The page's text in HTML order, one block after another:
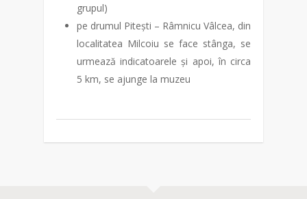
grupul)
pe drumul Pitești – Râmnicu Vâlcea, din
localitatea Milcoiu se face stânga, se
urmează indicatoarele și apoi, în circa
5 km, se ajunge la muzeu